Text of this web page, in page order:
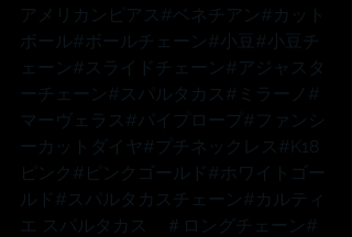
アメリカンピアス #ベネチアン #カット
ボール#ボールチェーン #小豆 #小豆チ
ェーン #スライドチェーン #アジャスタ
ーチェーン #スパルタカス #ミラーノ #
マーヴェラス #パイプロープ #ファンシ
ーカットダイヤ #プチネックレス #K18
ピンク #ピンクゴールド #ホワイトゴー
ルド #スパルタカスチェーン #カルティ
エ スパルタカス ＃ロングチェーン #